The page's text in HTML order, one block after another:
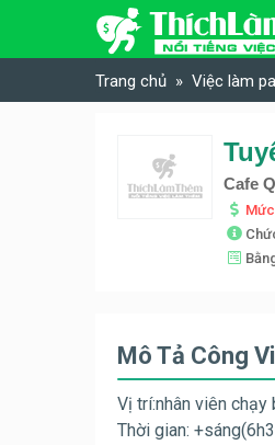
Skip to content
Trang chủ Việc làm
Cafe
Mô Tả Công
Vị trí:nhân viên chạy
Thời gian: